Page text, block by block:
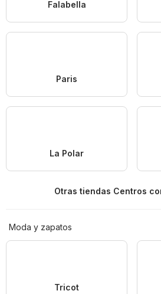
Falabella
Paris
La Polar
Otras tiendas Centros
Moda y zapatos
Tricot